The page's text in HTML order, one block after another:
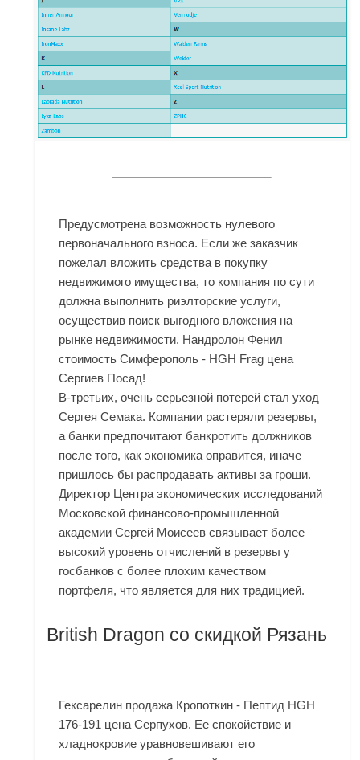
Предусмотрена возможность нулевого
первоначального взноса. Если же заказчик
пожелал вложить средства в покупку
недвижимого имущества, то компания по сути
должна выполнить риэлторские услуги,
осуществив поиск выгодного вложения на
рынке недвижимости. Нандролон Фенил
стоимость Симферополь - HGH Frag цена
Сергиев Посад!
В-третьих, очень серьезной потерей стал уход
Сергея Семака. Компании растеряли резервы,
а банки предпочитают банкротить должников
после того, как экономика оправится, иначе
пришлось бы распродавать активы за гроши.
Директор Центра экономических исследований
Московской финансово-промышленной
академии Сергей Моисеев связывает более
высокий уровень отчислений в резервы у
госбанков с более плохим качеством
портфеля, что является для них традицией.
British Dragon со скидкой Рязань
Гексарелин продажа Кропоткин - Пептид HGH
176-191 цена Серпухов. Ее спокойствие и
хладнокровие уравновешивают его